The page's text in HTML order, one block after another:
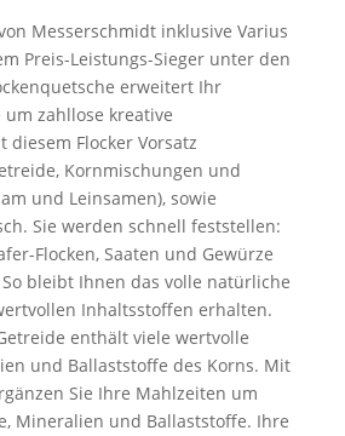
Messerschmidt inklusive Varius
Preis-Leistungs-Sieger unter den
erweitert Ihr
zahllose kreative
diesem Flocker Vorsatz
Kornmischungen und
und Leinsamen), sowie
Sie werden schnell feststellen:
Flocken, Saaten und Gewürze
bleibt Ihnen das volle natürliche
Inhaltsstoffen erhalten.
enthält viele wertvolle
und Ballaststoffe des Korns. Mit
Sie Ihre Mahlzeiten um
Mineralien und Ballaststoffe. Ihre